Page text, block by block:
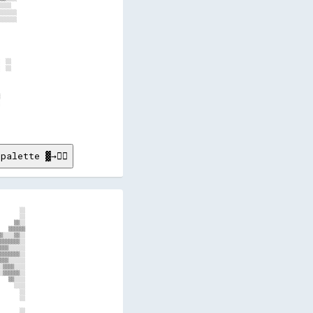
▒▒
░░
░░
░░
░░
▓→✊🏽
▒▒▓▓▓▓▒▒  ░░  ▒▒▓▓▓▓▓▓▒▒░░░░░░    ░░░░░░░░░░░░░░░░░░░░░░░░░░░░░░░░░░░░░░░░░░░░░░░░░░░░
░░░░                          ░░░░░░░░  ░░░░                    ░░░░░░▒▒░░░░░░      ░░░░░░░░░░░░  ░░░░░░░░░░  ░░░░░░░░░░  ░░░░░░░░░░░░
░░░░░░░░▒▒░░  ░░  ░░    ░░░░░░      ░░░░  ░░  ▒▒▒▒░░░░░░░░░░░░              ░░              ░░      ░░░░░░      ░░░░░░    ░░░░░░  ░░  
        ░░▒▒░░░░░░  ░░  ░░▒▒░░░░  ░░▓▓    ░░░░░░▒▒░░  ▒▒  ░░  ░░░░  ▒▒░░  ░░░░      ░░░░░░░░░░  ▒▒  ▒▒░░░░░░▒▒░░░░██▒▒░░▓▓  ░░▒▒▓▓▒▒  
    ░░░░░░░░▒▒░░  ░░░░    ░░░░░░  ░░░░    ░░  ░░    ░░  ░░░░░░▒▒    ░░▒▒░░▒▒  ░░    ░░░░░░  ░░  ▒▒  ░░▒▒░░  ░░  ░░  ▒▒▓▓▒▒▒▒▒▒░░▓▓░░